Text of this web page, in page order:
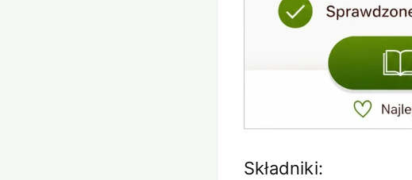
Składniki: